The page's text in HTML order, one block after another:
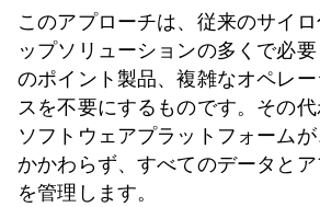
このアプローチは、従来のサイ
ップソリューションの多くで必
のポイント製品、複雑なオペレ
スを不要にするものです。その
ソフトウェアプラットフォーム
かかわらず、すべてのデータと
を管理します。